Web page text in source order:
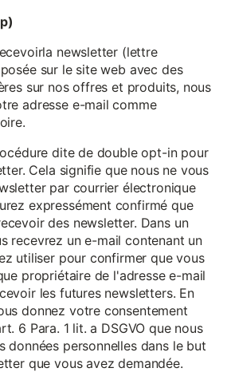
newsletter (lettre
sur le site web avec des
sur nos offres et produits, nous
adresse e-mail comme
dite de double opt-in pour
Cela signifie que nous ne vous
par courrier électronique
expressément confirmé que
des newsletter. Dans un
recevrez un e-mail contenant un
utiliser pour confirmer que vous
propriétaire de l'adresse e-mail
les futures newsletters. En
donnez votre consentement
6 Para. 1 lit. a DSGVO que nous
données personnelles dans le but
que vous avez demandée.